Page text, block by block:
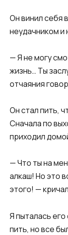
​​Он винил себя
неудачником и
​​— Я не могу
жизнь… Ты
отчаяния
​​Он стал пить,
Сначала по
приходил
​​— Что ты на
алкаш! Но это
этого! —
​​Я пыталась
пить, но все